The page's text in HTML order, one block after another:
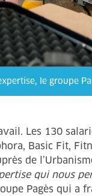
le groupe
Les 130
Basic Fit,
de
qui nous
Pagès qui a